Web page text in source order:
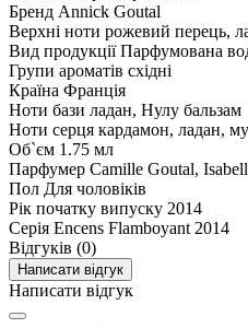
Бренд Annick Goutal
Верхні ноти рожевий перець,
Вид продукції Парфумована
Групи ароматів східні
Країна Франція
Ноти бази ладан, Нулу бальзам
Ноти серця кардамон, ладан,
Об`єм 1.75 мл
Парфумер Camille Goutal,
Пол Для чоловіків
Рік початку випуску 2014
Серія Encens Flamboyant 2014
Відгуків (0)
Написати відгук
Написати відгук